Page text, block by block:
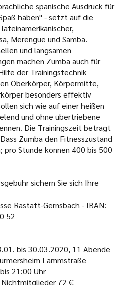
spanische Ausdruck für
haben" - setzt auf die
Merengue und Samba.
und langsamen
machen Zumba auch für
der Trainingstechnik
Oberkörper, Körpermitte,
besonders effektiv
sich wie auf einer heißen
und ohne übertriebene
Die Trainingszeit beträgt
Zumba den Fitnesszustand
Stunde können 400 bis 500
sichern Sie sich Ihre
Rastatt-Gernsbach - IBAN:
52
bis 30.03.2020, 11 Abende
Lammstraße
21:00 Uhr
Nichtmitglieder 72 €